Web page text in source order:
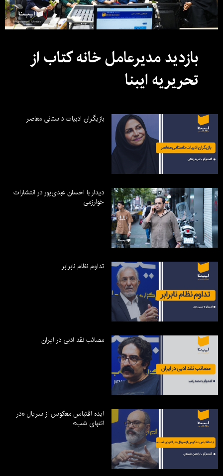
بازدید مدیرعامل خانه کتاب از
تحریریه ایبنا
بازیگران ادبیات داستانی معاصر
دیدار با احسان عبدی‌پور در انتشارات
خوارزمی
تداوم نظام نابرابر
مصائب نقد ادبی در ایران
ایده اقتباس معکوس از سریال «در
انتهای شب»